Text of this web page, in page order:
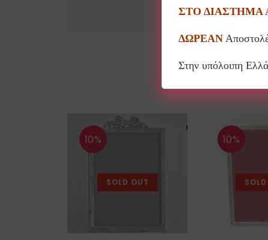
10%
SOLD OUT
10%
ΣΤΟ ΔΙΑΣΤΗΜΑ
ΔΩΡΕΑΝ
Στην υπόλοιπη